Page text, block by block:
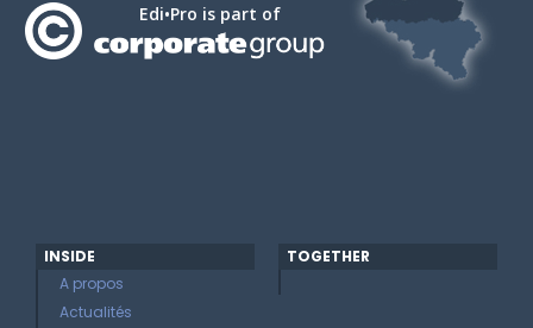
Edi•Pro is part of
INSIDE
A propos
Actualités
TOGETHER